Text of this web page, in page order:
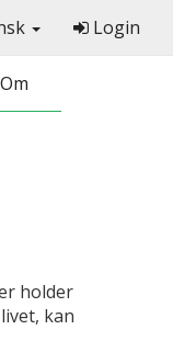
Login
Om
holder
kan